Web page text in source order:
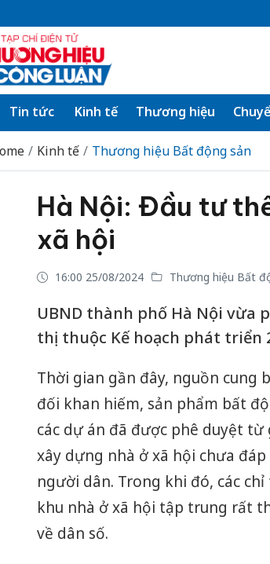
Tin tức Kinh tế Thương hiệu
Kinh tế Thương hiệu Bất động sản
nhỏ
vừa
lớn
Hà Nội: Đầu tư
xã hội
16:00 25/08/2024 Thương hiệu Bất
UBND thành phố Hà Nội vừa
thị thuộc Kế hoạch phát triển
Thời gian gần đây, nguồn cung
đối khan hiếm, sản phẩm bất
các dự án đã được phê duyệt
xây dựng nhà ở xã hội chưa
người dân. Trong khi đó, các
khu nhà ở xã hội tập trung rất
về dân số.